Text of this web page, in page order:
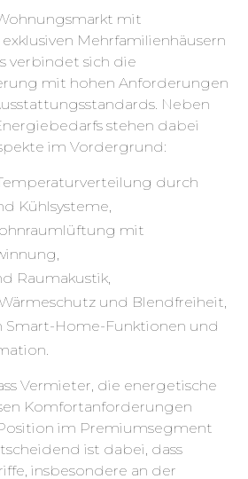
mit
Mehrfamilienhäusern
verbindet sich die
mit hohen Anforderungen
Neben
stehen dabei
im Vordergrund:
durch
Kühlsysteme,
mit
Raumakustik,
und Blendfreiheit,
Smart-Home-Funktionen und
Vermieter, die energetische
Komfortanforderungen
im Premiumsegment
ist dabei, dass
insbesondere an der